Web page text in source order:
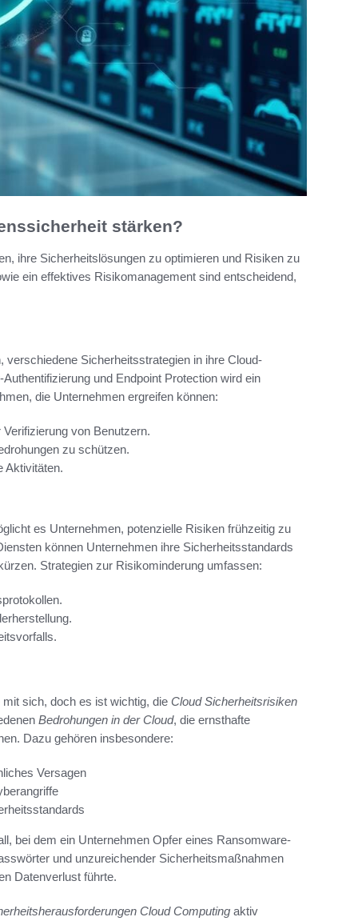
stärken?
ihre Sicherheitslösungen zu optimieren und Risiken zu
ein effektives Risikomanagement sind entscheidend,
verschiedene Sicherheitsstrategien in ihre Cloud-
und Endpoint Protection wird ein
die Unternehmen ergreifen können:
von Benutzern.
zu schützen.
Aktivitäten.
es Unternehmen, potenzielle Risiken frühzeitig zu
können Unternehmen ihre Sicherheitsstandards
Strategien zur Risikominderung umfassen:
sich, doch es ist wichtig, die Cloud Sicherheitsrisiken
Bedrohungen in der Cloud, die ernsthafte
Dazu gehören insbesondere:
Versagen
bei dem ein Unternehmen Opfer eines Ransomware-
und unzureichender Sicherheitsmaßnahmen
Datenverlust führte.
Cloud Computing aktiv